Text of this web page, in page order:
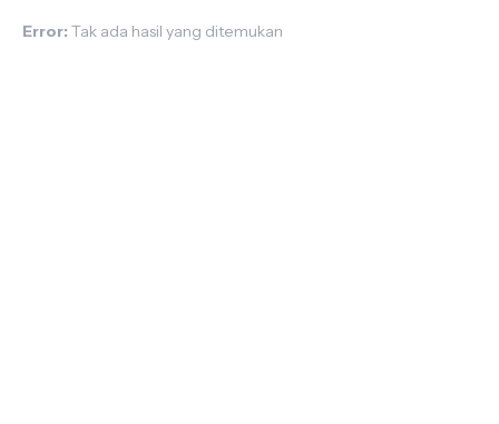
Error: Tak ada hasil yang ditemukan